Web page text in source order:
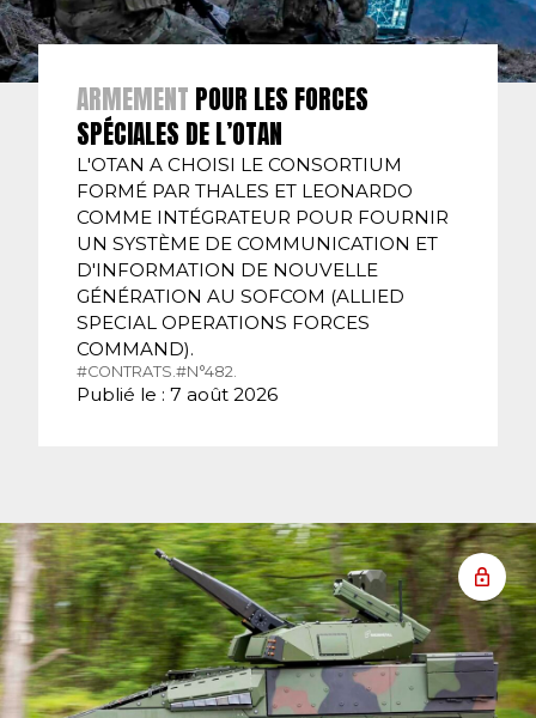
ARMEMENT POUR LES FORCES
SPÉCIALES DE L’OTAN
L'OTAN A CHOISI LE CONSORTIUM
FORMÉ PAR THALES ET LEONARDO
COMME INTÉGRATEUR POUR FOURNIR
UN SYSTÈME DE COMMUNICATION ET
D'INFORMATION DE NOUVELLE
GÉNÉRATION AU SOFCOM (ALLIED
SPECIAL OPERATIONS FORCES
COMMAND).
#CONTRATS. #N°482.
Publié le : 7 août 2026